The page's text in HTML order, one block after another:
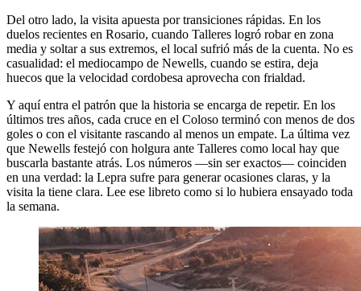
Del otro lado, la visita apuesta por transiciones rápidas. En los
duelos recientes en Rosario, cuando Talleres logró robar en zona
media y soltar a sus extremos, el local sufrió más de la cuenta. No es
casualidad: el mediocampo de Newells, cuando se estira, deja
huecos que la velocidad cordobesa aprovecha con frialdad.
Y aquí entra el patrón que la historia se encarga de repetir. En los
últimos tres años, cada cruce en el Coloso terminó con menos de dos
goles o con el visitante rascando al menos un empate. La última vez
que Newells festejó con holgura ante Talleres como local hay que
buscarla bastante atrás. Los números —sin ser exactos— coinciden
en una verdad: la Lepra sufre para generar ocasiones claras, y la
visita la tiene clara. Lee ese libreto como si lo hubiera ensayado toda
la semana.